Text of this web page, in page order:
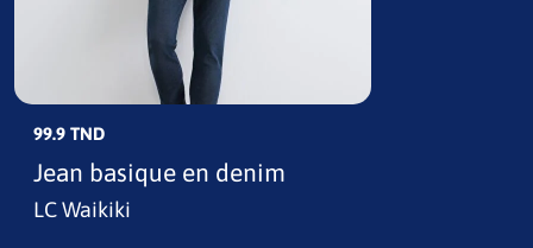
99.9 TND
Jean basique en denim
LC Waikiki